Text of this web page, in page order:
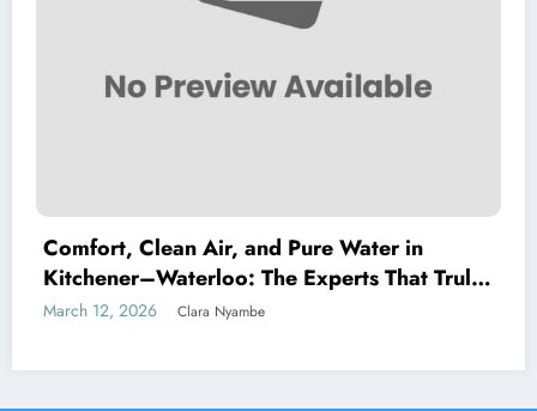
Comfort, Clean Air, and Pure Water in
Kitchener–Waterloo: The Experts That Truly
Care
March 12, 2026 Clara Nyambe